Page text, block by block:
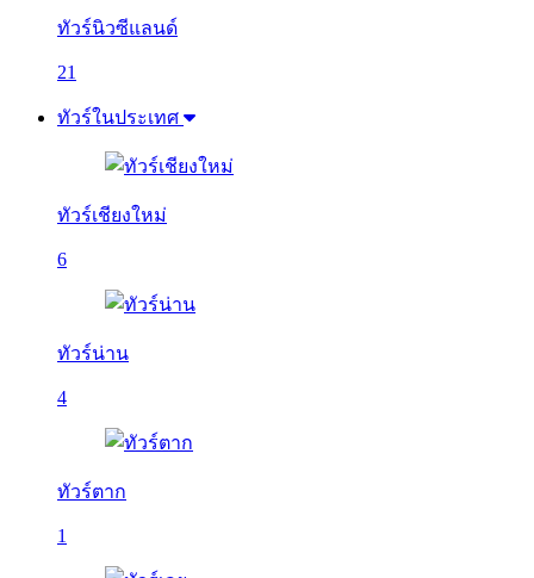
ทัวร์นิวซีแลนด์
21
ทัวร์ในประเทศ
ทัวร์เชียงใหม่
6
ทัวร์น่าน
4
ทัวร์ตาก
1